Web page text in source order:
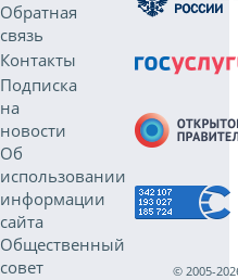
Обратная
связь
Контакты
Подписка
на
новости
Об
использовании
информации
сайта
Общественный
совет
© 2005-